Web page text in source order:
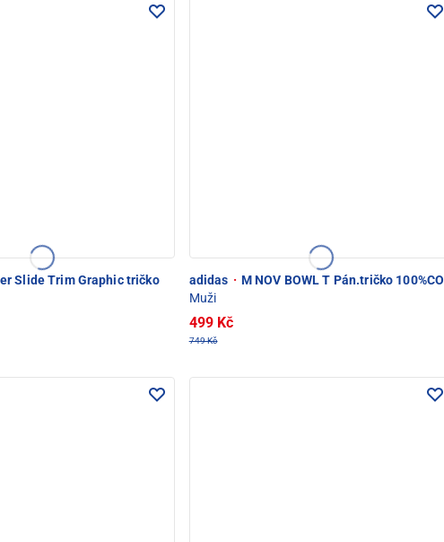
Slide Trim Graphic tričko adidas · M NOV BOWL T Pán.tričko 100%CO
Muži
499 Kč
749 Kč